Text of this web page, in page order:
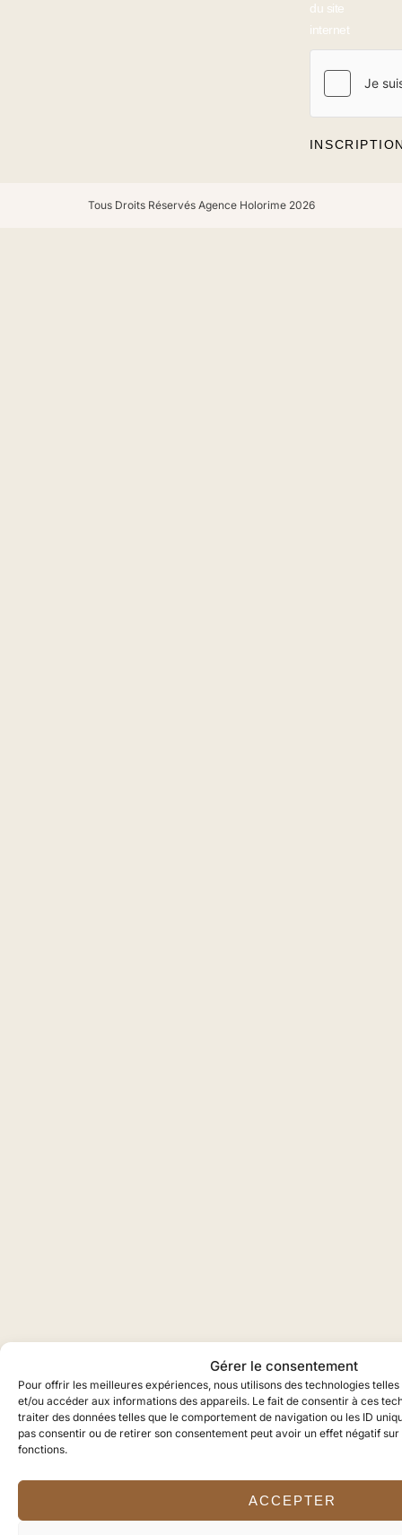
Gérer le consentement
Pour offrir les meilleures expériences, nous utilisons des technologies
et/ou accéder aux informations des appareils. Le fait de consentir à ces
traiter des données telles que le comportement de navigation ou les ID
pas consentir ou de retirer son consentement peut avoir un effet négatif
fonctions.
ACCEPTER
du site
internet
Tous Droits Réservés Agence Holorime 2026